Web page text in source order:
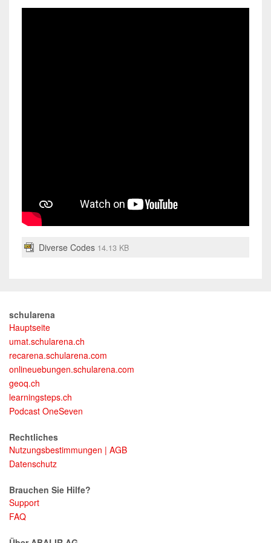
Diverse Codes 14.13 KB
schularena
Hauptseite
umat.schularena.ch
recarena.schularena.com
onlineuebungen.schularena.com
geoq.ch
learningsteps.ch
Podcast OneSeven
Rechtliches
Nutzungsbestimmungen | AGB
Datenschutz
Brauchen Sie Hilfe?
Support
FAQ